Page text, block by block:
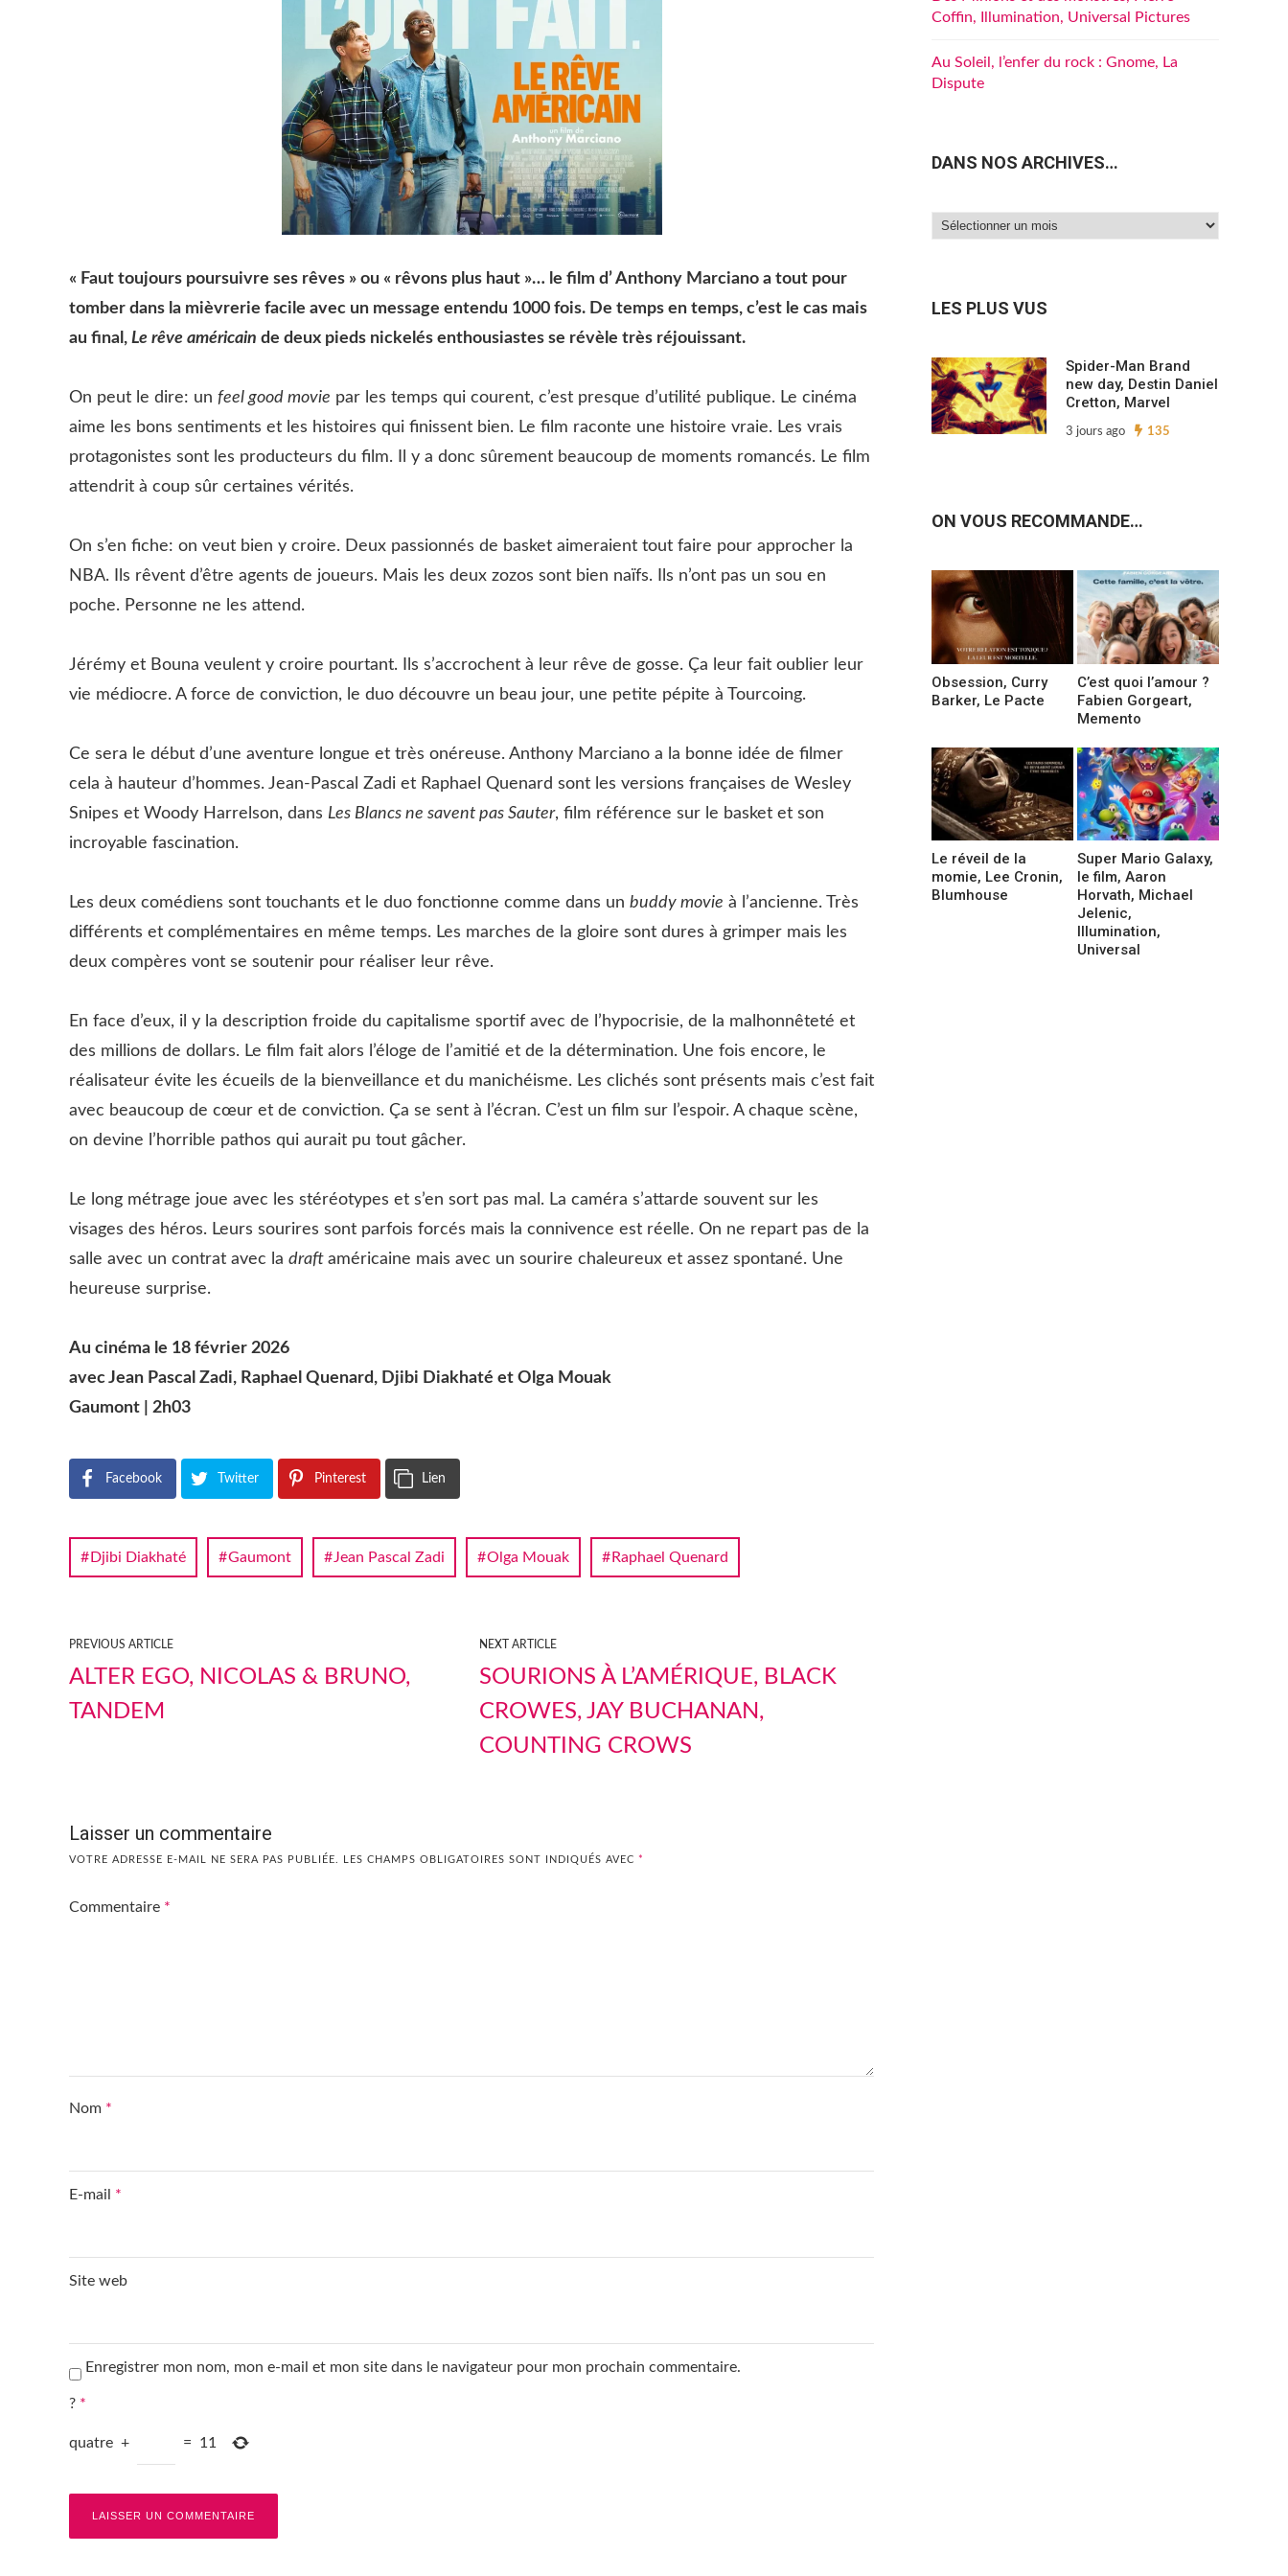
« Faut toujours poursuivre ses rêves » ou « rêvons plus haut »… le film d’ Anthony Marciano a tout pour
tomber dans la mièvrerie facile avec un message entendu 1000 fois. De temps en temps, c’est le cas mais
au final, Le rêve américain de deux pieds nickelés enthousiastes se révèle très réjouissant.
On peut le dire: un feel good movie par les temps qui courent, c’est presque d’utilité publique. Le cinéma
aime les bons sentiments et les histoires qui finissent bien. Le film raconte une histoire vraie. Les vrais
protagonistes sont les producteurs du film. Il y a donc sûrement beaucoup de moments romancés. Le film
attendrit à coup sûr certaines vérités.
On s’en fiche: on veut bien y croire. Deux passionnés de basket aimeraient tout faire pour approcher la
NBA. Ils rêvent d’être agents de joueurs. Mais les deux zozos sont bien naïfs. Ils n’ont pas un sou en
poche. Personne ne les attend.
Jérémy et Bouna veulent y croire pourtant. Ils s’accrochent à leur rêve de gosse. Ça leur fait oublier leur
vie médiocre. A force de conviction, le duo découvre un beau jour, une petite pépite à Tourcoing.
Ce sera le début d’une aventure longue et très onéreuse. Anthony Marciano a la bonne idée de filmer
cela à hauteur d’hommes. Jean-Pascal Zadi et Raphael Quenard sont les versions françaises de Wesley
Snipes et Woody Harrelson, dans Les Blancs ne savent pas Sauter, film référence sur le basket et son
incroyable fascination.
Les deux comédiens sont touchants et le duo fonctionne comme dans un buddy movie à l’ancienne. Très
différents et complémentaires en même temps. Les marches de la gloire sont dures à grimper mais les
deux compères vont se soutenir pour réaliser leur rêve.
En face d’eux, il y la description froide du capitalisme sportif avec de l’hypocrisie, de la malhonnêteté et
des millions de dollars. Le film fait alors l’éloge de l’amitié et de la détermination. Une fois encore, le
réalisateur évite les écueils de la bienveillance et du manichéisme. Les clichés sont présents mais c’est fait
avec beaucoup de cœur et de conviction. Ça se sent à l’écran. C’est un film sur l’espoir. A chaque scène,
on devine l’horrible pathos qui aurait pu tout gâcher.
Le long métrage joue avec les stéréotypes et s’en sort pas mal. La caméra s’attarde souvent sur les
visages des héros. Leurs sourires sont parfois forcés mais la connivence est réelle. On ne repart pas de la
salle avec un contrat avec la draft américaine mais avec un sourire chaleureux et assez spontané. Une
heureuse surprise.
Au cinéma le 18 février 2026
avec Jean Pascal Zadi, Raphael Quenard, Djibi Diakhaté et Olga Mouak
Gaumont | 2h03
Facebook Twitter Pinterest Lien
Djibi Diakhaté Gaumont Jean Pascal Zadi Olga Mouak Raphael Quenard
PREVIOUS ARTICLE
ALTER EGO, NICOLAS & BRUNO,
TANDEM
NEXT ARTICLE
SOURIONS À L’AMÉRIQUE, BLACK
CROWES, JAY BUCHANAN,
COUNTING CROWS
Laisser un commentaire
VOTRE ADRESSE E-MAIL NE SERA PAS PUBLIÉE. LES CHAMPS OBLIGATOIRES SONT INDIQUÉS AVEC *
Commentaire *
Nom *
E-mail *
Site web
Enregistrer mon nom, mon e-mail et mon site dans le navigateur pour mon prochain commentaire.
? *
quatre + = 11
Coffin, Illumination, Universal Pictures
Au Soleil, l’enfer du rock : Gnome, La
Dispute
DANS NOS ARCHIVES…
Dans
LES PLUS VUS
Spider-Man Brand
new day, Destin Daniel
Cretton, Marvel
3 jours ago 135
ON VOUS RECOMMANDE…
Obsession, Curry
Barker, Le Pacte
C’est quoi l’amour ?
Fabien Gorgeart,
Memento
Le réveil de la
momie, Lee Cronin,
Blumhouse
Super Mario Galaxy,
le film, Aaron
Horvath, Michael
Jelenic,
Illumination,
Universal